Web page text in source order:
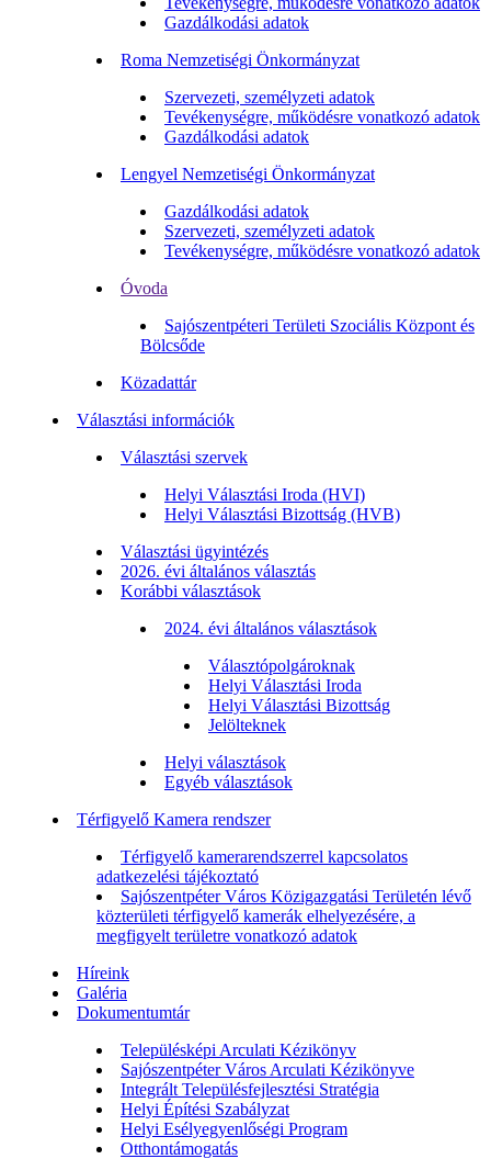
Gazdálkodási adatok
Roma Nemzetiségi Önkormányzat
Szervezeti, személyzeti adatok
Tevékenységre, működésre vonatkozó adatok
Gazdálkodási adatok
Lengyel Nemzetiségi Önkormányzat
Gazdálkodási adatok
Szervezeti, személyzeti adatok
Tevékenységre, működésre vonatkozó adatok
Óvoda
Sajószentpéteri Területi Szociális Központ és
Bölcsőde
Közadattár
Választási információk
Választási szervek
Helyi Választási Iroda (HVI)
Helyi Választási Bizottság (HVB)
Választási ügyintézés
2026. évi általános választás
Korábbi választások
2024. évi általános választások
Választópolgároknak
Helyi Választási Iroda
Helyi Választási Bizottság
Jelölteknek
Helyi választások
Egyéb választások
Térfigyelő Kamera rendszer
Térfigyelő kamerarendszerrel kapcsolatos
adatkezelési tájékoztató
Sajószentpéter Város Közigazgatási Területén lévő
közterületi térfigyelő kamerák elhelyezésére, a
megfigyelt területre vonatkozó adatok
Híreink
Galéria
Dokumentumtár
Településképi Arculati Kézikönyv
Sajószentpéter Város Arculati Kézikönyve
Integrált Településfejlesztési Stratégia
Helyi Építési Szabályzat
Helyi Esélyegyenlőségi Program
Otthontámogatás